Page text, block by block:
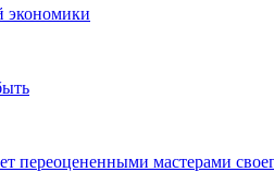
экономики
переоцененными мастерами